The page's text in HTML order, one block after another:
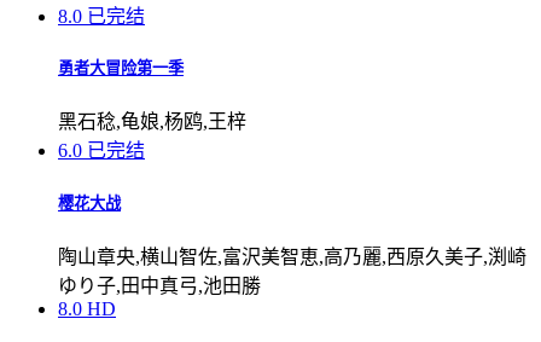
8.0 已完结
勇者大冒险第一季
黑石稔,龟娘,杨鸥,王梓
6.0 已完结
樱花大战
陶山章央,横山智佐,富沢美智恵,高乃麗,西原久美子,渕崎
ゆり子,田中真弓,池田勝
8.0 HD